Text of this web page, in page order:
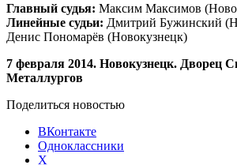
Главный судья: Максим Максимов
Линейные судьи: Дмитрий Бужинский
Денис Пономарёв (Новокузнецк)
7 февраля 2014. Новокузнецк. Дворец
Металлургов
Поделиться новостью
ВКонтакте
Одноклассники
X